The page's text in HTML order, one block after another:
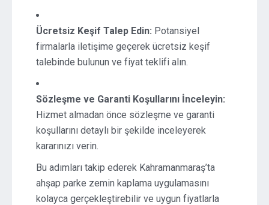
Ücretsiz Keşif Talep Edin: Potansiyel
firmalarla iletişime geçerek ücretsiz keşif
talebinde bulunun ve fiyat teklifi alın.
Sözleşme ve Garanti Koşullarını İnceleyin:
Hizmet almadan önce sözleşme ve garanti
koşullarını detaylı bir şekilde inceleyerek
kararınızı verin.
Bu adımları takip ederek Kahramanmaraş’ta
ahşap parke zemin kaplama uygulamasını
kolayca gerçekleştirebilir ve uygun fiyatlarla